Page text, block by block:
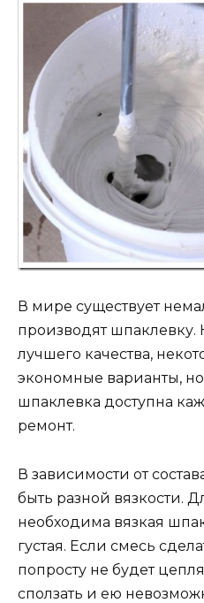
В мире существует
производят шпаклевку.
лучшего качества,
экономные варианты,
шпаклевка доступна
ремонт.
В зависимости от
быть разной вязкости.
необходима вязкая
густая. Если смесь
попросту не будет
сползать и ею